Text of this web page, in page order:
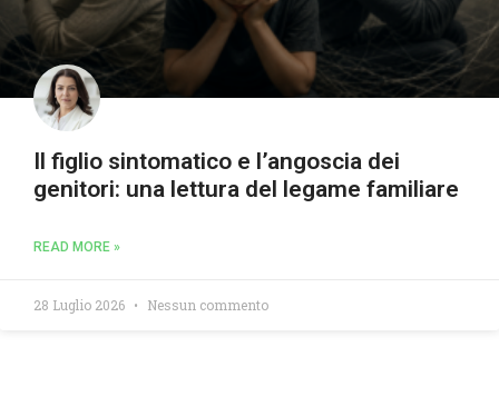
Il figlio sintomatico e l’angoscia dei
genitori: una lettura del legame familiare
READ MORE »
28 Luglio 2026 Nessun commento